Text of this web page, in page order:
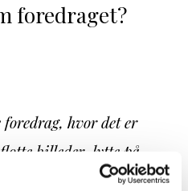
foredraget?
hvor det er
billeder, lytte på
- der leveres på en